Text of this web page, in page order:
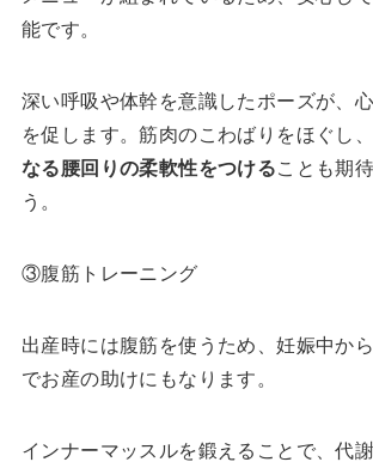
能です。
深い呼吸や体幹を意識したポーズが、
を促します。筋肉のこわばりをほぐし、
なる腰回りの柔軟性をつけることも期
う。
③腹筋トレーニング
出産時には腹筋を使うため、妊娠中か
でお産の助けにもなります。
インナーマッスルを鍛えることで、代